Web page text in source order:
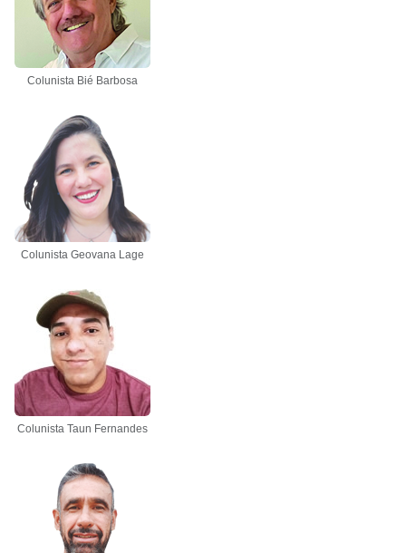
Colunista Bié Barbosa
Colunista Geovana Lage
Colunista Taun Fernandes